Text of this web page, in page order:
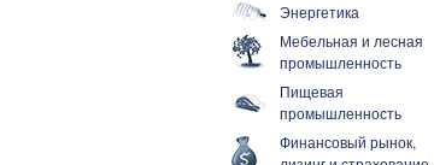
Энергетика
Мебельная и лесная
промышленность
Пищевая
промышленность
Финансовый рынок,